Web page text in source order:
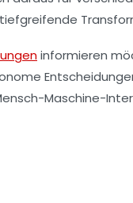
informieren
Maschine-